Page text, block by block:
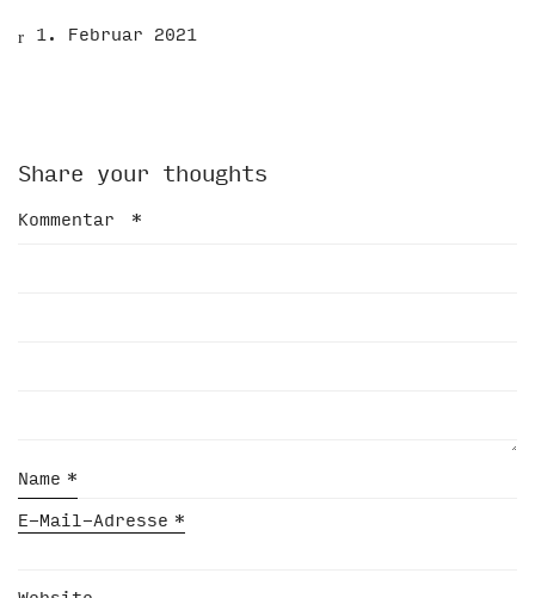
1. Februar 2021
Share your thoughts
Kommentar *
Name *
E-Mail-Adresse *